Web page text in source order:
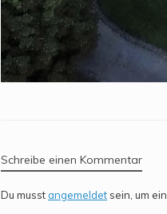
Schreibe einen Kommentar
Du musst angemeldet sein, um